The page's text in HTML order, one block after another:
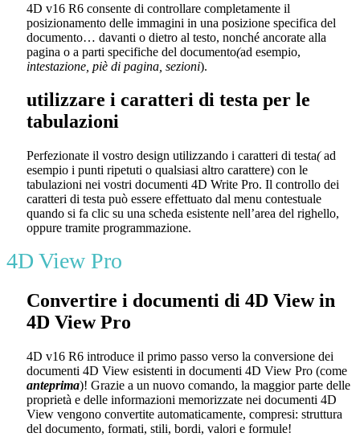
4D v16 R6 consente di controllare completamente il
posizionamento delle immagini in una posizione specifica del
documento… davanti o dietro al testo, nonché ancorate alla
pagina o a parti specifiche del documento(ad esempio,
intestazione, piè di pagina, sezioni).
utilizzare i caratteri di testa per le
tabulazioni
Perfezionate il vostro design utilizzando i caratteri di testa(ad
esempio i punti ripetuti o qualsiasi altro carattere) con le
tabulazioni nei vostri documenti 4D Write Pro. Il controllo dei
caratteri di testa può essere effettuato dal menu contestuale
quando si fa clic su una scheda esistente nell’area del righello,
oppure tramite programmazione.
4D View Pro
Convertire i documenti di 4D View in
4D View Pro
4D v16 R6 introduce il primo passo verso la conversione dei
documenti 4D View esistenti in documenti 4D View Pro (come
anteprima)! Grazie a un nuovo comando, la maggior parte delle
proprietà e delle informazioni memorizzate nei documenti 4D
View vengono convertite automaticamente, compresi: struttura
del documento, formati, stili, bordi, valori e formule!